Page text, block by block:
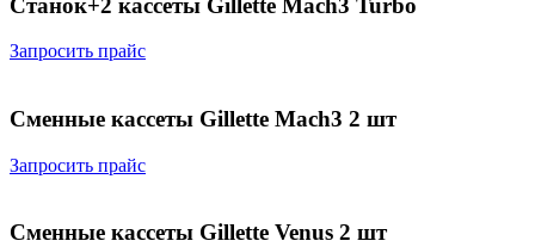
Запросить прайс
Сменные кассеты Gillette Mach3 2 шт
Запросить прайс
Сменные кассеты Gillette Venus 2 шт